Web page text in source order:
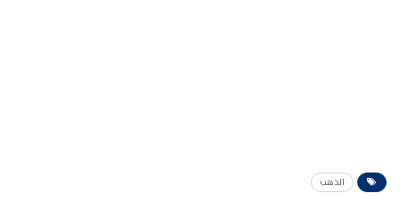
الذهب